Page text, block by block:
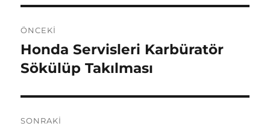
gezinmesi
ÖNCEKI
Önceki
yazı:
Honda Servisleri Karbüratör
Sökülüp Takılması
SONRAKI